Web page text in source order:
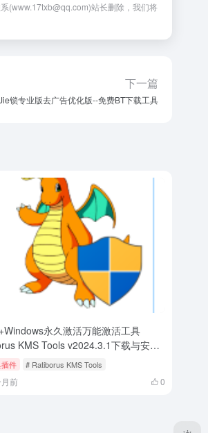
(www.17txb@qq.com)站长删除，我们将
下一篇
锁专业版去广告优化版--免费BT下载工具
永久激活万能激活工具
KMS Tools v2024.3.1下载与安装
程件 # Ratiborus KMS Tools
前 0